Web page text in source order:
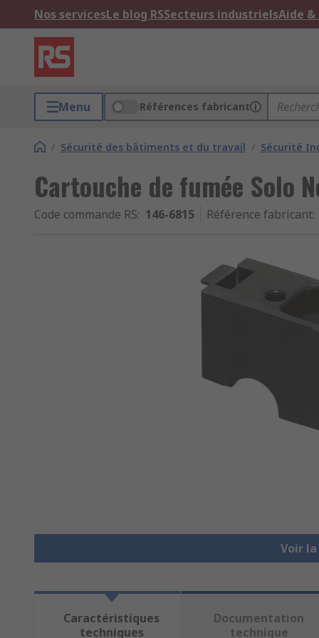
Nos servicesLe blog RSSecteurs industrielsAide
Menu Références fabricant
/ Sécurité des bâtiments et du travail / Sécurité
Cartouche de fumée Solo
Code commande RS: 146-6815 Référence fabricant:
Voir
Caractéristiques
techniques
Documentation
technique